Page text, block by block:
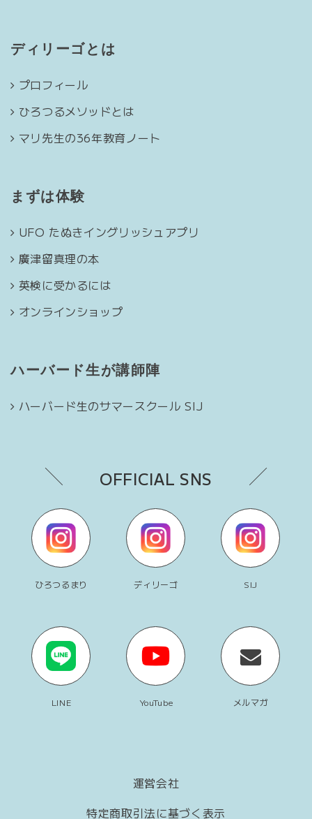
ディリーゴとは
プロフィール
ひろつるメソッドとは
マリ先生の36年教育ノート
まずは体験
UFO たぬきイングリッシュアプリ
廣津留真理の本
英検に受かるには
オンラインショップ
ハーバード生が講師陣
ハーバード生のサマースクール SIJ
OFFICIAL SNS
ひろつるまり ディリーゴ SIJ
LINE YouTube メルマガ
運営会社
特定商取引法に基づく表示